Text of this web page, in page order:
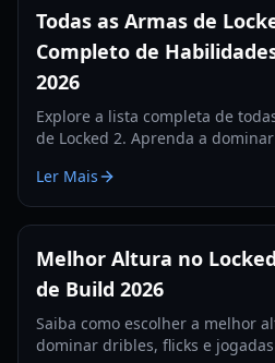
Todas as Armas de
Completo de
2026
Explore a lista completa de
de Locked 2. Aprenda a
abrangente de 2026.
Ler Mais
Melhor Altura no
de Build 2026
Saiba como escolher a melhor
dominar dribles, flicks e